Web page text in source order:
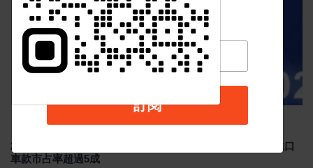
汽車新聞
Sep 02 2024 4919
2024年8月台灣新車掛牌數 29,403 輛，國產車整體下滑，進口
車款市占率超過5成
訂閱